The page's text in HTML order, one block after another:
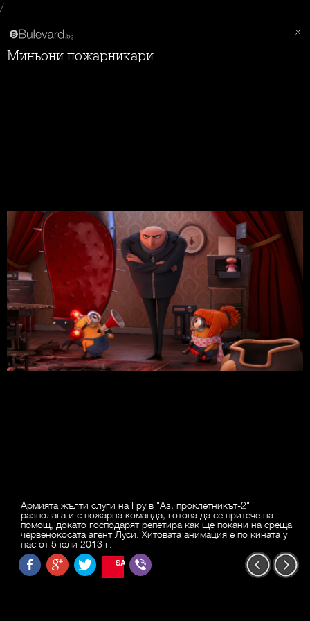
/
Миньони пожарникари
Армията жълти слуги на Гру в "Аз, проклетникът-2"
разполага и с пожарна команда, готова да се притече на
помощ, докато господарят репетира как ще покани на среща
червенокосата агент Луси. Хитовата анимация е по кината у
нас от 5 юли 2013 г.
SAVE